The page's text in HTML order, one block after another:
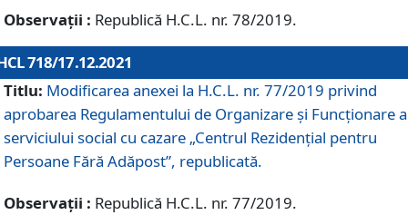
Observații : Republică H.C.L. nr. 78/2019.
718/17.12.2021
Titlu: Modificarea anexei la H.C.L. nr. 77/2019 privind
aprobarea Regulamentului de Organizare și Funcționare
serviciului social cu cazare „Centrul Rezidențial pentru
Persoane Fără Adăpost”, republicată.
Observații : Republică H.C.L. nr. 77/2019.